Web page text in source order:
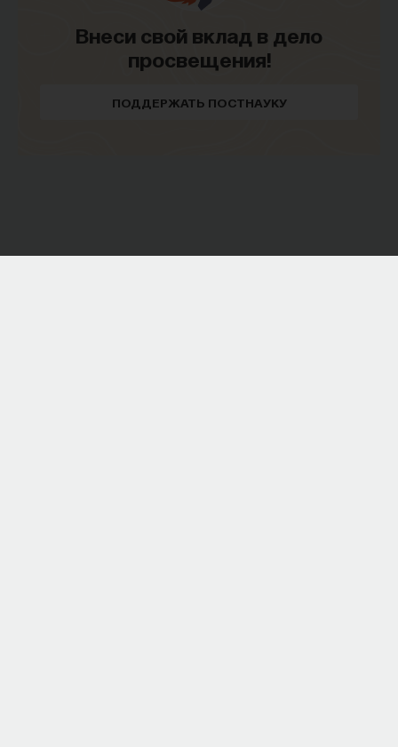
Внеси свой вклад в дело
просвещения!
ПОДДЕРЖАТЬ ПОСТНАУКУ